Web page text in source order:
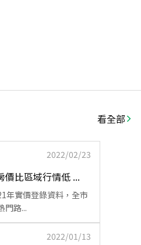
看全部
2022/02/23
價比區域行情低 ...
年實價登錄資料，全市
門路...
2022/01/13